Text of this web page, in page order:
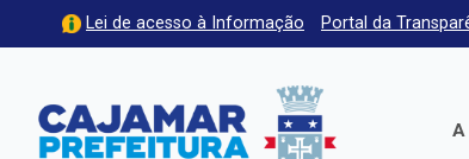
Lei de acesso à Informação Portal da
A